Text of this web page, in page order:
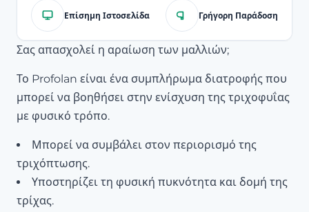
Επίσημη Ιστοσελίδα Γρήγορη Παράδοση
Σας απασχολεί η αραίωση των μαλλιών;
Το Profolan είναι ένα συμπλήρωμα διατροφής που
μπορεί να βοηθήσει στην ενίσχυση της τριχοφυΐας
με φυσικό τρόπο.
Μπορεί να συμβάλει στον περιορισμό της
τριχόπτωσης.
Υποστηρίζει τη φυσική πυκνότητα και δομή της
τρίχας.